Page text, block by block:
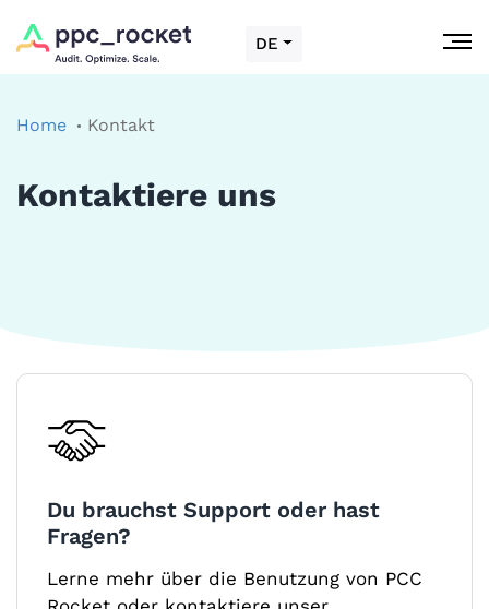
DE
Home Kontakt
Kontaktiere uns
Du brauchst Support oder hast
Fragen?
Lerne mehr über die Benutzung von PCC